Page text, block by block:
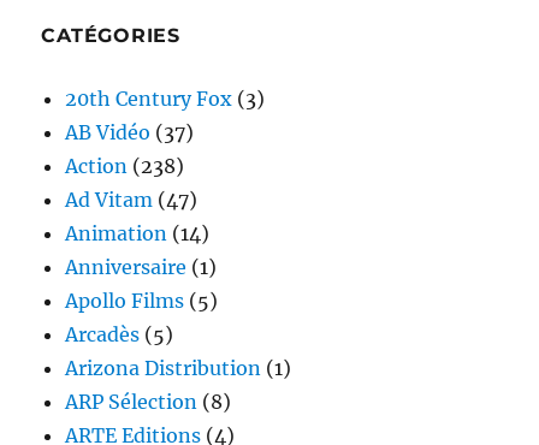
CATÉGORIES
20th Century Fox (3)
AB Vidéo (37)
Action (238)
Ad Vitam (47)
Animation (14)
Anniversaire (1)
Apollo Films (5)
Arcadès (5)
Arizona Distribution (1)
ARP Sélection (8)
ARTE Editions (4)